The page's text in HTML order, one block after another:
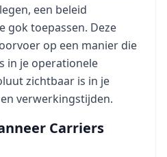
een beleid
gok toepassen. Deze
op een manier die
in je operationele
zichtbaar is in je
verwerkingstijden.
Carriers